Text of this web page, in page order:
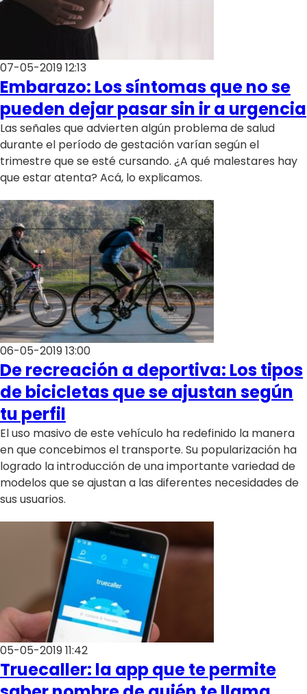
07-05-2019 12:13
Embarazo: Los síntomas que no se
pueden dejar pasar sin ir a urgencia
Las señales que advierten algún problema de salud
durante el período de gestación varían según el
trimestre que se esté cursando. ¿A qué malestares hay
que estar atenta? Acá, lo explicamos.
06-05-2019 13:00
De recreación a deportiva: Los tipos
de bicicletas que se ajustan según
tu perfil
El uso masivo de este vehículo ha redefinido la manera
en que concebimos el transporte. Su popularización ha
logrado la introducción de una importante variedad de
modelos que se ajustan a las diferentes necesidades de
sus usuarios.
05-05-2019 11:42
Truecaller: la app que te permite